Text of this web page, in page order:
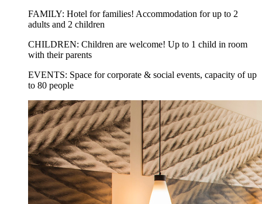
FAMILY: Hotel for families! Accommodation for up to 2
adults and 2 children
CHILDREN: Children are welcome! Up to 1 child in room
with their parents
EVENTS: Space for corporate & social events, capacity of up
to 80 people